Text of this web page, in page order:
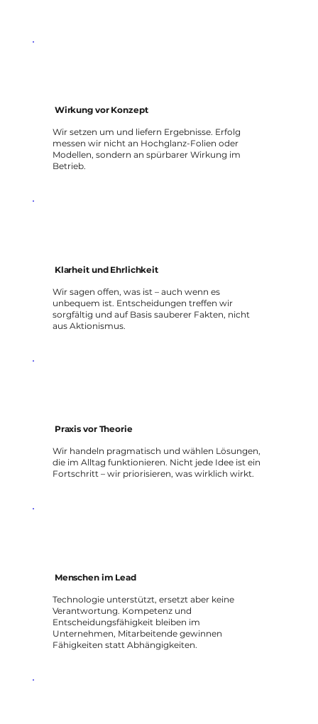
Wirkung vor Konzept
Wir setzen um und liefern Ergebnisse. Erfolg
messen wir nicht an Hochglanz-Folien oder
Modellen, sondern an spürbarer Wirkung im
Betrieb.
Klarheit und Ehrlichkeit
Wir sagen offen, was ist – auch wenn es
unbequem ist. Entscheidungen treffen wir
sorgfältig und auf Basis sauberer Fakten, nicht
aus Aktionismus.
Praxis vor Theorie
Wir handeln pragmatisch und wählen Lösungen,
die im Alltag funktionieren. Nicht jede Idee ist ein
Fortschritt – wir priorisieren, was wirklich wirkt.
Menschen im Lead
Technologie unterstützt, ersetzt aber keine
Verantwortung. Kompetenz und
Entscheidungsfähigkeit bleiben im
Unternehmen, Mitarbeitende gewinnen
Fähigkeiten statt Abhängigkeiten.